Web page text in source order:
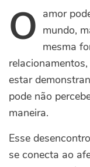
O amor
mundo,
mesma
estar
pode não
maneira.
Esse
se conecta ao